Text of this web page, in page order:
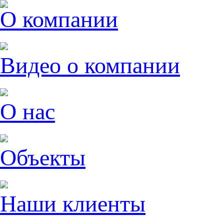
О компании
Видео о компании
О нас
Объекты
Наши клиенты